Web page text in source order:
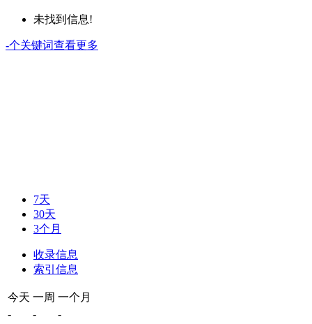
未找到信息!
-个关键词查看更多
7天
30天
3个月
收录信息
索引信息
今天 一周 一个月
-
-
-